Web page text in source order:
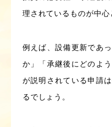
理されているものが中心
例えば、設備更新であ
か」「承継後にどのよ
が説明されている申請
るでしょう。